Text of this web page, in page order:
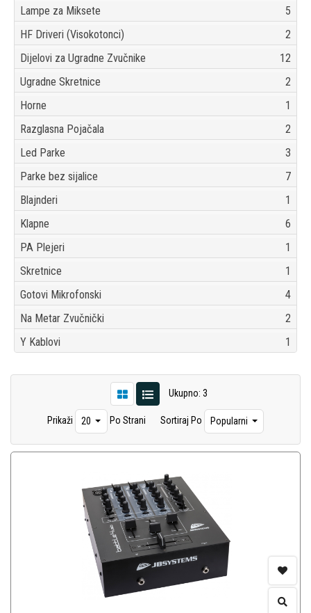
Lampe za Miksete
5
HF Driveri (Visokotonci)
2
Dijelovi za Ugradne Zvučnike
12
Ugradne Skretnice
2
Horne
1
Razglasna Pojačala
2
Led Parke
3
Parke bez sijalice
7
Blajnderi
1
Klapne
6
PA Plejeri
1
Skretnice
1
Gotovi Mikrofonski
4
Na Metar Zvučnički
2
Y Kablovi
1
Ukupno: 3
Prikaži 20 Po Strani Sortiraj Po Popularni